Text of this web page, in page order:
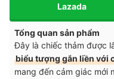
Lazada
Tổng quan sản phẩm
Đây là chiếc thảm được
biểu tượng gắn liền với
mang đến cảm giác mới